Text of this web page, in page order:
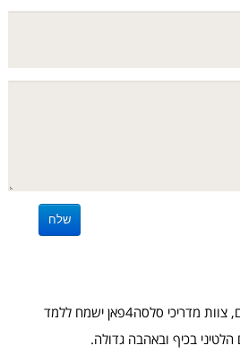
עם ניסיון של מעל 10 שנים, צוות מדריכי סלסה4פאן ישמח ללמד
בכיף ובאהבה גדולה.